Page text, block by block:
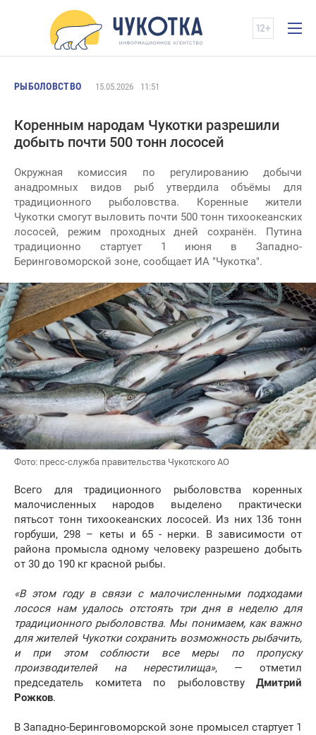
РЫБОЛОВСТВО 15.05.2026 11:51
Коренным народам Чукотки разрешили
добыть почти 500 тонн лососей
Окружная комиссия по регулированию добычи
анадромных видов рыб утвердила объёмы для
традиционного рыболовства. Коренные жители
Чукотки смогут выловить почти 500 тонн тихоокеанских
лососей, режим проходных дней сохранён. Путина
традиционно стартует 1 июня в Западно-
Беринговоморской зоне, сообщает ИА "Чукотка".
Фото: пресс-служба правительства Чукотского АО
Всего для традиционного рыболовства коренных
малочисленных народов выделено практически
пятьсот тонн тихоокеанских лососей. Из них 136 тонн
горбуши, 298 – кеты и 65 - нерки. В зависимости от
района промысла одному человеку разрешено добыть
от 30 до 190 кг красной рыбы.
«В этом году в связи с малочисленными подходами
лосося нам удалось отстоять три дня в неделю для
традиционного рыболовства. Мы понимаем, как важно
для жителей Чукотки сохранить возможность рыбачить,
и при этом соблюсти все меры по пропуску
производителей на нерестилища», — отметил
председатель комитета по рыболовству Дмитрий
Рожков.
В Западно-Беринговоморской зоне промысел стартует 1